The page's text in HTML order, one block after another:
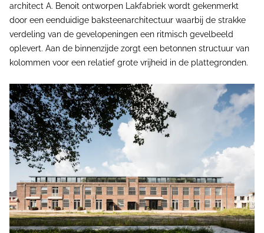
architect A. Benoit ontworpen Lakfabriek wordt gekenmerkt
door een eenduidige baksteenarchitectuur waarbij de strakke
verdeling van de gevelopeningen een ritmisch gevelbeeld
oplevert. Aan de binnenzijde zorgt een betonnen structuur van
kolommen voor een relatief grote vrijheid in de plattegronden.